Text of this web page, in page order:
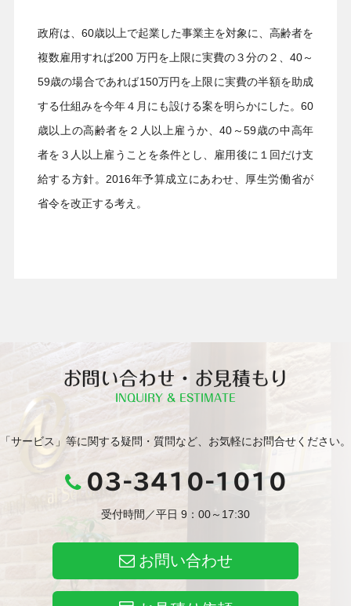
政府は、60歳以上で起業した事業主を対象に、高齢者を
複数雇用すれば200 万円を上限に実費の３分の２、40～
59歳の場合であれば150万円を上限に実費の半額を助成
する仕組みを今年４月にも設ける案を明らかにした。60
歳以上の高齢者を２人以上雇うか、40～59歳の中高年
者を３人以上雇うことを条件とし、雇用後に１回だけ支
給する方針。2016年予算成立にあわせ、厚生労働省が
省令を改正する考え。
お問い合わせ・お見積もり
INQUIRY & ESTIMATE
「サービス」等に関する疑問・質問など、お気軽にお問合せください。
03-3410-1010
受付時間／平日 9：00～17:30
お問い合わせ